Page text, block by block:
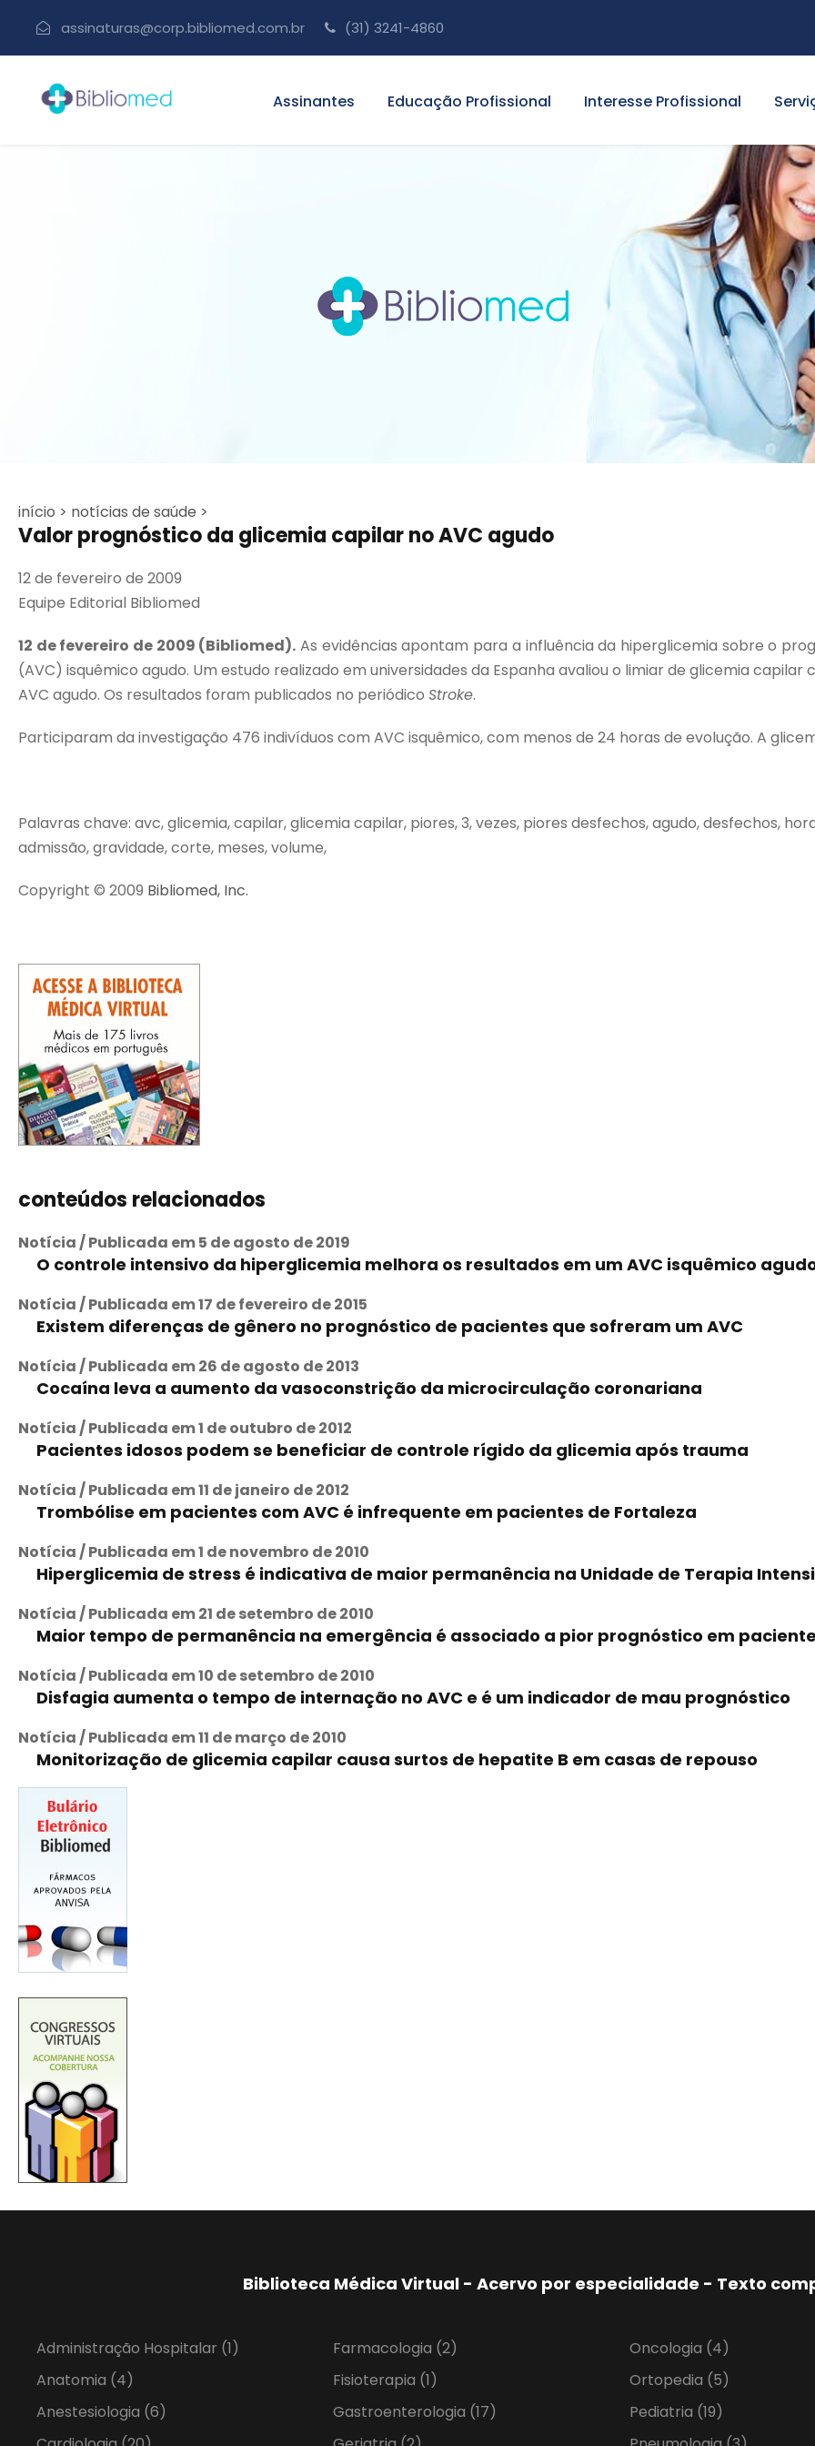
assinaturas@corp.bibliomed.com.br (31) 3241-4860
Assinantes Educação Profissional Interesse Profissional
início > notícias de saúde >
Valor prognóstico da glicemia capilar no AVC agudo
12 de fevereiro de 2009
Equipe Editorial Bibliomed
12 de fevereiro de 2009 (Bibliomed). As evidências apontam para a influência da hiperglicemia sobre o
(AVC) isquêmico agudo. Um estudo realizado em universidades da Espanha avaliou o limiar de glicemia
AVC agudo. Os resultados foram publicados no periódico Stroke.
Participaram da investigação 476 indivíduos com AVC isquêmico, com menos de 24 horas de evolução. A
Palavras chave: avc, glicemia, capilar, glicemia capilar, piores, 3, vezes, piores desfechos, agudo, desfechos,
admissão, gravidade, corte, meses, volume,
Copyright © 2009 Bibliomed, Inc.
conteúdos relacionados
Notícia / Publicada em 5 de agosto de 2019
O controle intensivo da hiperglicemia melhora os resultados em um AVC isquêmico
Notícia / Publicada em 17 de fevereiro de 2015
Existem diferenças de gênero no prognóstico de pacientes que sofreram um AVC
Notícia / Publicada em 26 de agosto de 2013
Cocaína leva a aumento da vasoconstrição da microcirculação coronariana
Notícia / Publicada em 1 de outubro de 2012
Pacientes idosos podem se beneficiar de controle rígido da glicemia após trauma
Notícia / Publicada em 11 de janeiro de 2012
Trombólise em pacientes com AVC é infrequente em pacientes de Fortaleza
Notícia / Publicada em 1 de novembro de 2010
Hiperglicemia de stress é indicativa de maior permanência na Unidade de Terapia
Notícia / Publicada em 21 de setembro de 2010
Maior tempo de permanência na emergência é associado a pior prognóstico em
Notícia / Publicada em 10 de setembro de 2010
Disfagia aumenta o tempo de internação no AVC e é um indicador de mau prognóstico
Notícia / Publicada em 11 de março de 2010
Monitorização de glicemia capilar causa surtos de hepatite B em casas de repouso
Biblioteca Médica Virtual - Acervo por especialidade - Texto
Administração Hospitalar (1)
Anatomia (4)
Anestesiologia (6)
Farmacologia (2)
Fisioterapia (1)
Gastroenterologia (17)
Oncologia (4)
Ortopedia (5)
Pediatria (19)